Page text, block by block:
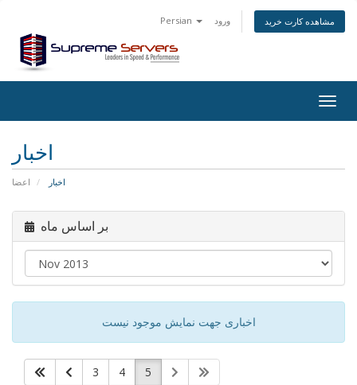
Persian ورود مشاهده کارت خرید
اخبار
اعضا اخبار
بر اساس ماه
اخباری جهت نمایش موجود نیست
3 4 5